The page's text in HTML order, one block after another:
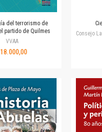
del terrorismo de
partido de Quilmes
VVAA
Consejo